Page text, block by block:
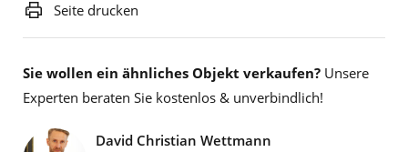
Seite drucken
Sie wollen ein ähnliches Objekt verkaufen? Unsere
Experten beraten Sie kostenlos & unverbindlich!
David Christian Wettmann